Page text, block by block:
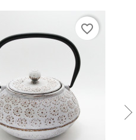
favorite_border